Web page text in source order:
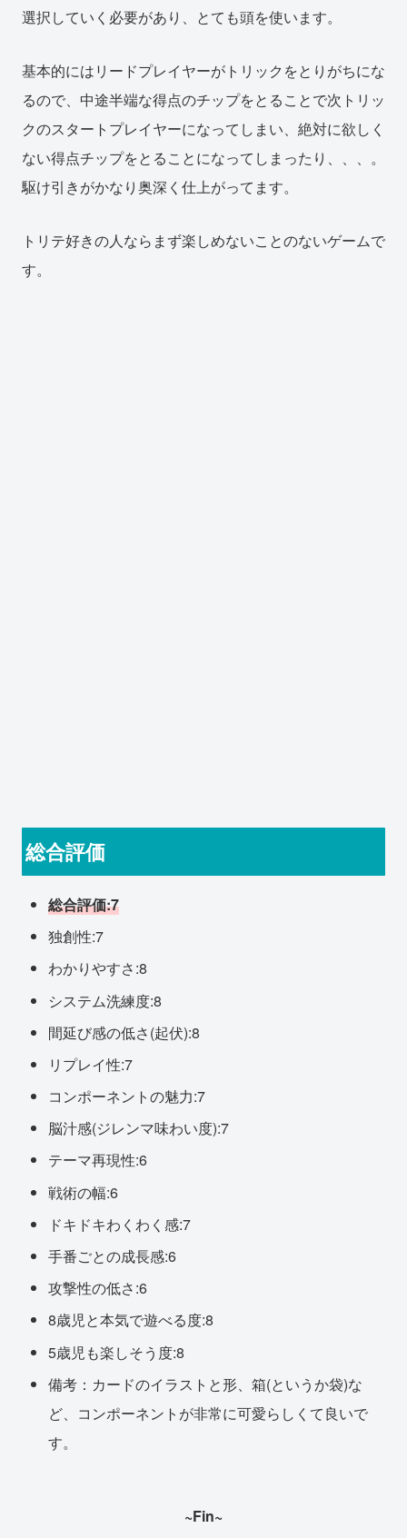
選択していく必要があり、とても頭を使います。
基本的にはリードプレイヤーがトリックをとりがちにな
るので、中途半端な得点のチップをとることで次トリッ
クのスタートプレイヤーになってしまい、絶対に欲しく
ない得点チップをとることになってしまったり、、、。
駆け引きがかなり奥深く仕上がってます。
トリテ好きの人ならまず楽しめないことのないゲームで
す。
総合評価
総合評価:7
独創性:7
わかりやすさ:8
システム洗練度:8
間延び感の低さ(起伏):8
リプレイ性:7
コンポーネントの魅力:7
脳汁感(ジレンマ味わい度):7
テーマ再現性:6
戦術の幅:6
ドキドキわくわく感:7
手番ごとの成長感:6
攻撃性の低さ:6
8歳児と本気で遊べる度:8
5歳児も楽しそう度:8
備考：カードのイラストと形、箱(というか袋)な
ど、コンポーネントが非常に可愛らしくて良いで
す。
~Fin~